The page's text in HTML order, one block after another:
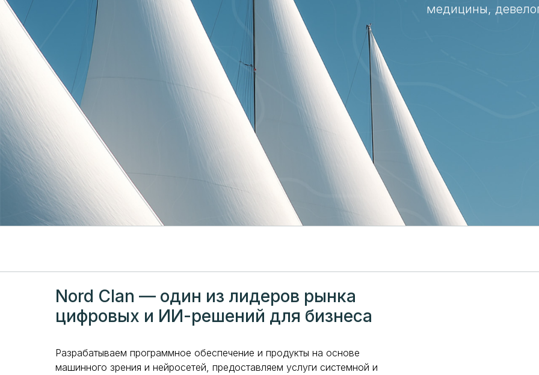
медицины,
Nord Clan — один из лидеров рынка
цифровых и ИИ-решений для бизнеса
Разрабатываем программное обеспечение и продукты на основе
машинного зрения и нейросетей, предоставляем услуги системной и